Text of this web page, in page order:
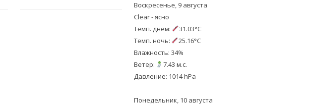
Воскресенье, 9 августа
Clear - ясно
Темп. днём:
31.03°C
Темп. ночь:
25.16°C
Влажность: 34%
Ветер:
7.43 м.с.
Давление: 1014 hPa
Понедельник, 10 августа